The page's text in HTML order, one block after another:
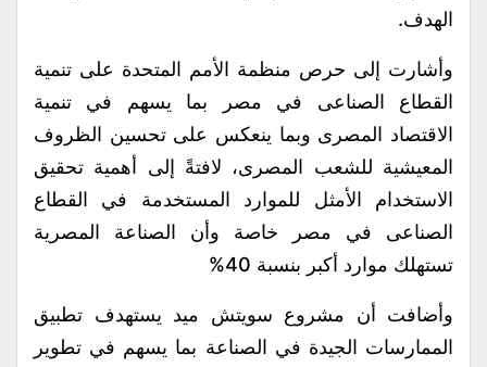
الهدف.
وأشارت إلى حرص منظمة الأمم المتحدة على تنمية
القطاع الصناعى في مصر بما يسهم في تنمية
الاقتصاد المصرى وبما ينعكس على تحسين الظروف
المعيشية للشعب المصرى، لافتةً إلى أهمية تحقيق
الاستخدام الأمثل للموارد المستخدمة في القطاع
الصناعى في مصر خاصة وأن الصناعة المصرية
تستهلك موارد أكبر بنسبة 40%
وأضافت أن مشروع سويتش ميد يستهدف تطبيق
الممارسات الجيدة في الصناعة بما يسهم في تطوير